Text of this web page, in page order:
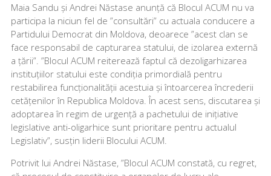
Maia Sandu și Andrei Năstase anunță că Blocul ACUM nu va
participa la niciun fel de ”consultări” cu actuala conducere a
Partidului Democrat din Moldova, deoarece ”acest clan se
face responsabil de capturarea statului, de izolarea externă
a țării”. ”Blocul ACUM reiterează faptul că dezoligarhizarea
instituțiilor statului este condiția primordială pentru
restabilirea funcționalității acestuia și întoarcerea încrederii
cetățenilor în Republica Moldova. În acest sens, discutarea și
adoptarea în regim de urgență a pachetului de inițiative
legislative anti-oligarhice sunt prioritare pentru actualul
Legislativ”, susțin liderii Blocului ACUM.
Potrivit lui Andrei Năstase, ”Blocul ACUM constată, cu regret,